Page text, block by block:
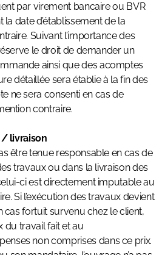
par virement bancaire ou BVR
date d’établissement de la
Suivant l’importance des
le droit de demander un
ainsi que des acomptes
détaillée sera établie à la fin des
ne sera consenti en cas de
contraire.
/ livraison
être tenue responsable en cas de
travaux ou dans la livraison des
ci est directement imputable au
Si l’exécution des travaux devient
cas fortuit survenu chez le client,
du travail fait et au
non comprises dans ce prix.